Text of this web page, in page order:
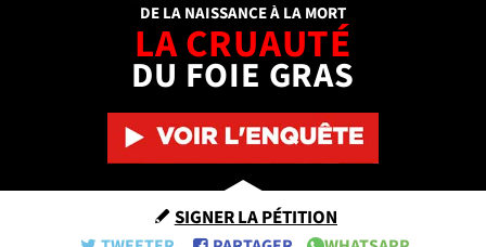
DE LA NAISSANCE À LA MORT
LA CRUAUTÉ
DU FOIE GRAS
SIGNER LA PÉTITION